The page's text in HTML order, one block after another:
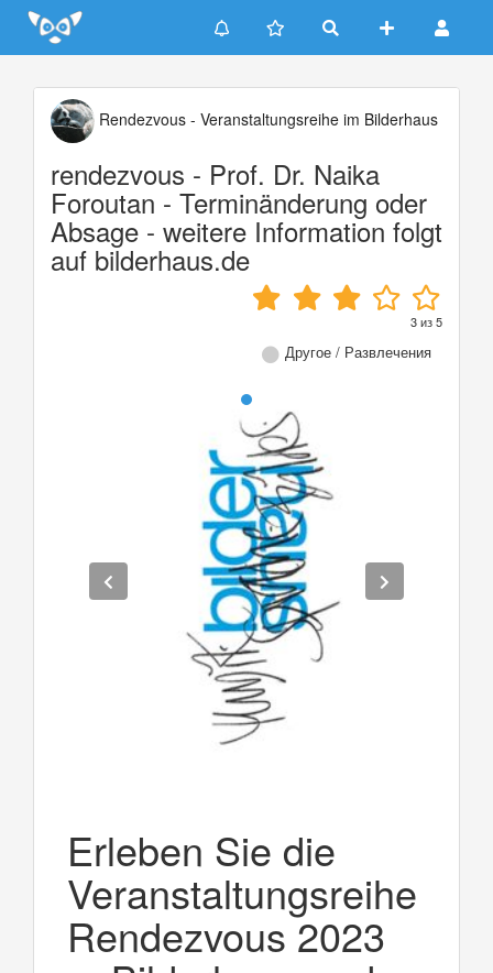
Update cookies preferences
Rendezvous - Veranstaltungsreihe im Bilderhaus
rendezvous - Prof. Dr. Naika
Foroutan - Terminänderung oder
Absage - weitere Information folgt
auf bilderhaus.de
3из5
Другое / Развлечения
Erleben Sie die
Veranstaltungsreihe
Rendezvous 2023